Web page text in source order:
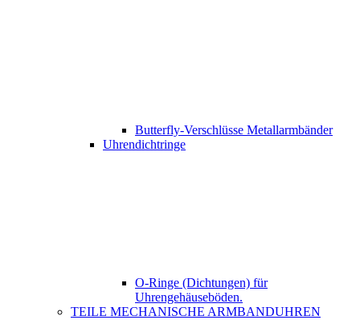
Butterfly-Verschlüsse Metallarmbänder
Uhrendichtringe
O-Ringe (Dichtungen) für
Uhrengehäuseböden.
TEILE MECHANISCHE ARMBANDUHREN